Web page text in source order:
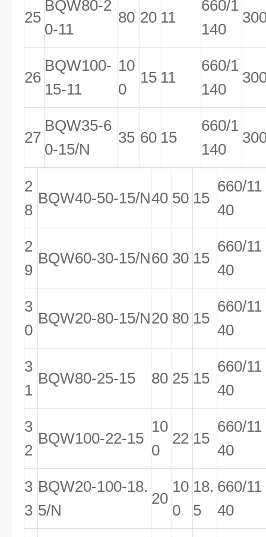
25
BQW80-2
0-11
80 20 11
660/1
140
26
BQW100-
15-11
10
0
15 11
660/1
140
27
BQW35-6
0-15/N
35 60 15
660/1
140
2
8
BQW40-50-15/N40 50 15
660/11
40
2
9
BQW60-30-15/N60 30 15
660/11
40
3
0
BQW20-80-15/N20 80 15
660/11
40
3
1
BQW80-25-15 80 25 15
660/11
40
3
2
BQW100-22-15
10
0
22 15
660/11
40
3
3
BQW20-100-18.
5/N
20
10
0
18.
5
660/11
40